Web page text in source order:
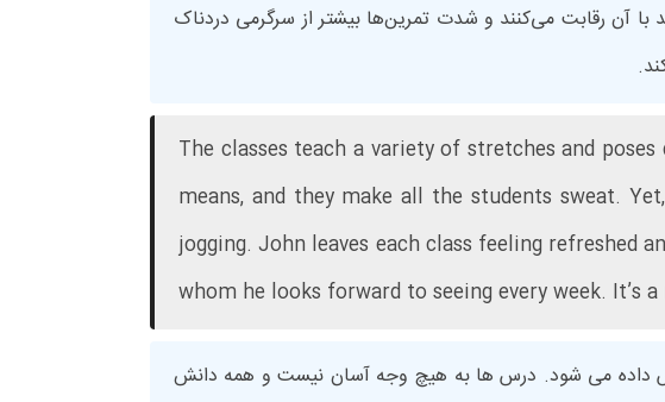
آن رقابت می‌کنند و شدت تمرین‌ها بیشتر از سرگرمی دردناک
The classes teach a variety of stretches and
means, and they make all the students sweat.
jogging. John leaves each class feeling
whom he looks forward to seeing every week.
داده می شود. درس ها به هیچ وجه آسان نیست و همه دانش